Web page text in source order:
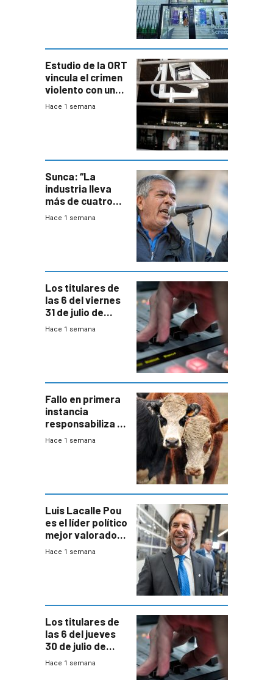
Estudio de la ORT
vincula el crimen
violento con una
menor creación
Hace 1 semana
Sunca: “La
industria lleva
más de cuatro
meses sin
Hace 1 semana
Los titulares de
las 6 del viernes
31 de julio de
2026
Hace 1 semana
Fallo en primera
instancia
responsabiliza al
Estado por falta
Hace 1 semana
Luis Lacalle Pou
es el líder político
mejor valorado
del país, según
Hace 1 semana
Los titulares de
las 6 del jueves
30 de julio de
2026
Hace 1 semana